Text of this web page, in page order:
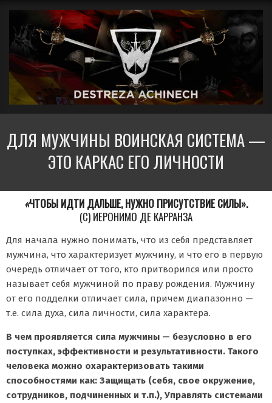
содержимому
меню
навигации
ДЕСТРЕЗА
АЧИНЕЧ
ДЛЯ МУЖЧИНЫ ВОИНСКАЯ СИСТЕМА —
ЭТО КАРКАС ЕГО ЛИЧНОСТИ
«ЧТОБЫ ИДТИ ДАЛЬШЕ, НУЖНО ПРИСУТСТВИЕ СИЛЫ».
(С) ИЕРОНИМО ДЕ КАРРАНЗА
Для начала нужно понимать, что из себя представляет
мужчина, что характеризует мужчину, и что его в первую
очередь отличает от того, кто притворился или просто
называет себя мужчиной по праву рождения. Мужчину
от его подделки отличает сила, причем диапазонно —
т.е. сила духа, сила личности, сила характера.
В чем проявляется сила мужчины — безусловно в его
поступках, эффективности и результативности. Такого
человека можно охарактеризовать такими
способностями как: Защищать (себя, свое окружение,
сотрудников, подчиненных и т.п.), Управлять системами